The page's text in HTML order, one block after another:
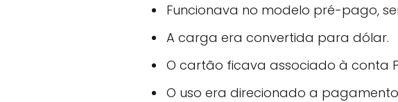
Funcionava no modelo pré-pago,
A carga era convertida para dólar.
O cartão ficava associado à conta
O uso era direcionado a